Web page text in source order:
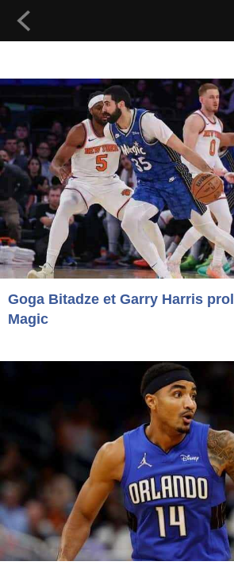
Goga Bitadze et Garry Harris
Magic